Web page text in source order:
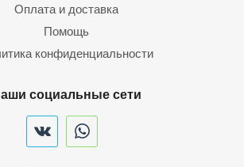
Оплата и доставка
Помощь
конфиденциальности
социальные сети